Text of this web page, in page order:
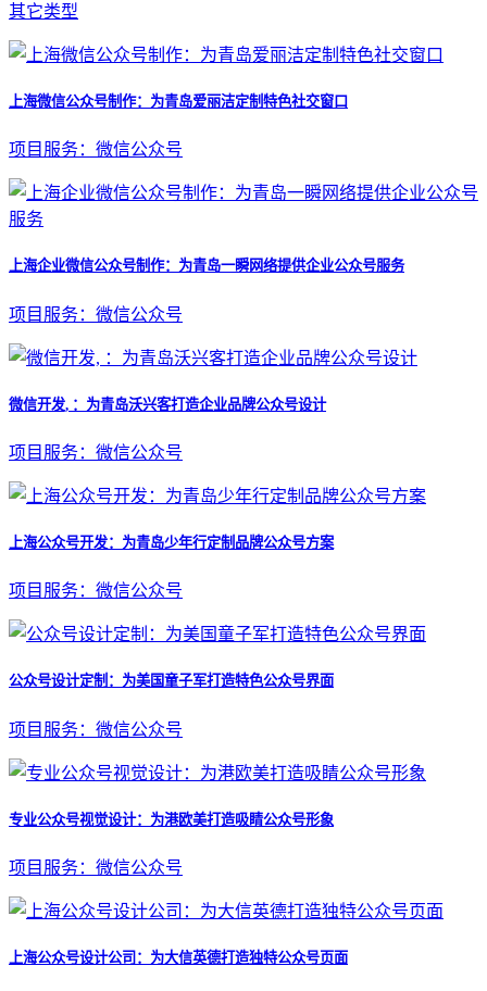
其它类型
上海微信公众号制作：为青岛爱丽洁定制特色社交窗口
项目服务：微信公众号
上海企业微信公众号制作：为青岛一瞬网络提供企业公众号服务
项目服务：微信公众号
微信开发, ：为青岛沃兴客打造企业品牌公众号设计
项目服务：微信公众号
上海公众号开发：为青岛少年行定制品牌公众号方案
项目服务：微信公众号
公众号设计定制：为美国童子军打造特色公众号界面
项目服务：微信公众号
专业公众号视觉设计：为港欧美打造吸睛公众号形象
项目服务：微信公众号
上海公众号设计公司：为大信英德打造独特公众号页面